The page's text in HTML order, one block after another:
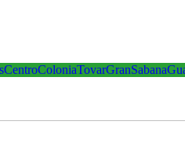
CentroColoniaTovarGranSabana